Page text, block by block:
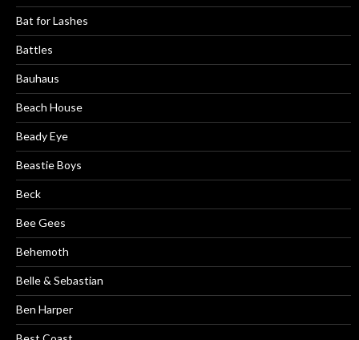
Bat for Lashes
Battles
Bauhaus
Beach House
Beady Eye
Beastie Boys
Beck
Bee Gees
Behemoth
Belle & Sebastian
Ben Harper